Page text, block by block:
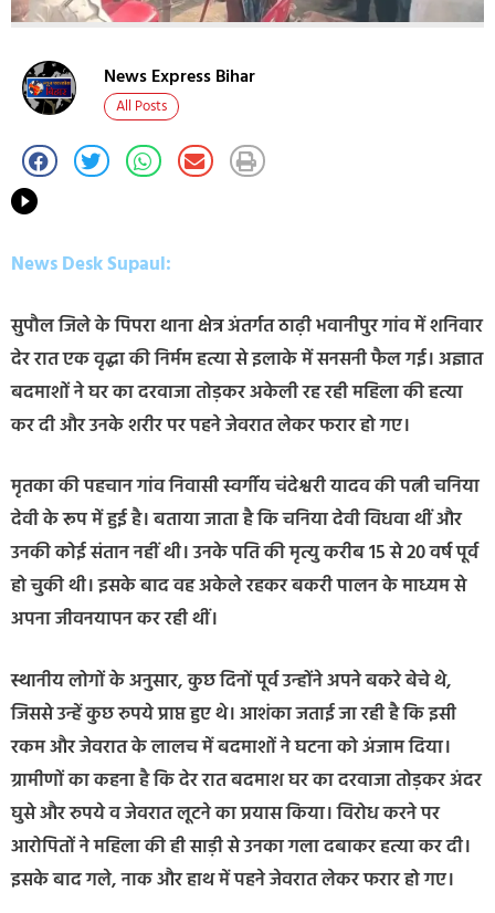
News Express Bihar
All Posts
News Desk Supaul:
सुपौल जिले के पिपरा थाना क्षेत्र अंतर्गत ठाढ़ी भवानीपुर गांव में शनिवार
देर रात एक वृद्धा की निर्मम हत्या से इलाके में सनसनी फैल गई। अज्ञात
बदमाशों ने घर का दरवाजा तोड़कर अकेली रह रही महिला की हत्या
कर दी और उनके शरीर पर पहने जेवरात लेकर फरार हो गए।
मृतका की पहचान गांव निवासी स्वर्गीय चंदेश्वरी यादव की पत्नी चनिया
देवी के रूप में हुई है। बताया जाता है कि चनिया देवी विधवा थीं और
उनकी कोई संतान नहीं थी। उनके पति की मृत्यु करीब 15 से 20 वर्ष पूर्व
हो चुकी थी। इसके बाद वह अकेले रहकर बकरी पालन के माध्यम से
अपना जीवनयापन कर रही थीं।
स्थानीय लोगों के अनुसार, कुछ दिनों पूर्व उन्होंने अपने बकरे बेचे थे,
जिससे उन्हें कुछ रुपये प्राप्त हुए थे। आशंका जताई जा रही है कि इसी
रकम और जेवरात के लालच में बदमाशों ने घटना को अंजाम दिया।
ग्रामीणों का कहना है कि देर रात बदमाश घर का दरवाजा तोड़कर अंदर
घुसे और रुपये व जेवरात लूटने का प्रयास किया। विरोध करने पर
आरोपितों ने महिला की ही साड़ी से उनका गला दबाकर हत्या कर दी।
इसके बाद गले, नाक और हाथ में पहने जेवरात लेकर फरार हो गए।